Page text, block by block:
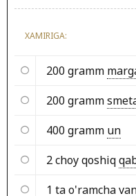
XAMIRIGA:
200 gramm
200 gramm
400 gramm un
2 choy qoshiq
1 ta o'ramcha